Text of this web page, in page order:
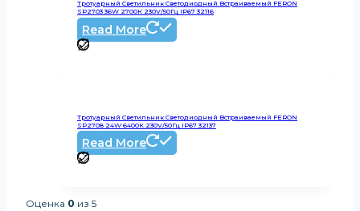
Тротуарный Светильник Светодиодный Встраиваемый FERON
SP2703 36W 2700К 230V/50Гц IP67 32116
Read More
Тротуарный Светильник Светодиодный Встраиваемый FERON
SP2708 24W 6400К 230V/50Гц IP67 32137
Read More
Оценка 0 из 5